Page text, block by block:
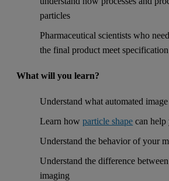
particles
Pharmaceutical scientists who
the final product meet specification
What will you learn?
Understand what automated
Learn howparticle shape can help
Understand the behavior of your
Understand the difference
imaging